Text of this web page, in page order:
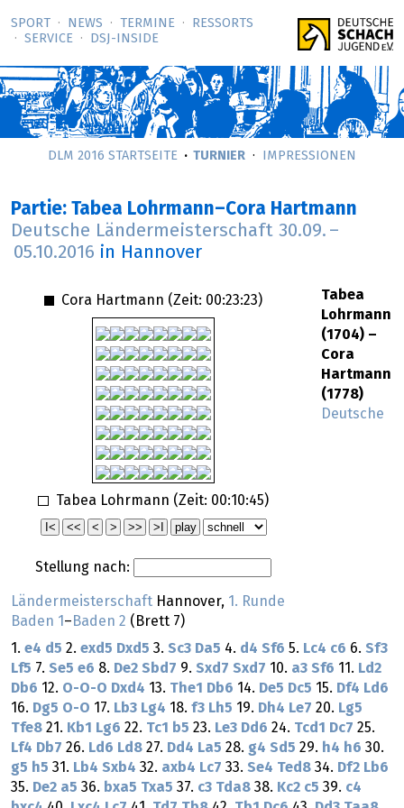
SPORT NEWS TERMINE
RESSORTS
SERVICE
DSJ-­INSIDE
DLM 2016 STARTSEITE TURNIER IMPRESSIONEN
Partie: Tabea Lohrmann–Cora Hartmann
Deutsche Ländermeisterschaft 30.09. –
05.10.2016 in Hannover
Cora Hartmann (Zeit: 00:23:23)
Tabea Lohrmann (Zeit: 00:10:45)
Stellung nach:
Tabea
Lohrmann
(1704) –
Cora
Hartmann
(1778)
Deutsche
Ländermeisterschaft Hannover, 1. Runde
Baden 1 – Baden 2 (Brett 7)
1. e4 d5 2. exd5 Dxd5 3. Sc3 Da5 4. d4 Sf6 5. Lc4 c6 6. Sf3
Lf5 7. Se5 e6 8. De2 Sbd7 9. Sxd7 Sxd7 10. a3 Sf6 11. Ld2
Db6 12. O-O-O Dxd4 13. The1 Db6 14. De5 Dc5 15. Df4 Ld6
16. Dg5 O-O 17. Lb3 Lg4 18. f3 Lh5 19. Dh4 Le7 20. Lg5
Tfe8 21. Kb1 Lg6 22. Tc1 b5 23. Le3 Dd6 24. Tcd1 Dc7 25.
Lf4 Db7 26. Ld6 Ld8 27. Dd4 La5 28. g4 Sd5 29. h4 h6 30.
g5 h5 31. Lb4 Sxb4 32. axb4 Lc7 33. Se4 Ted8 34. Df2 Lb6
35. De2 a5 36. bxa5 Txa5 37. c3 Tda8 38. Kc2 c5 39. c4